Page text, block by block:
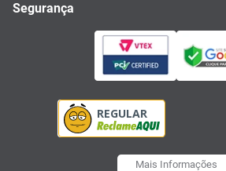
Segurança
Mais Informações